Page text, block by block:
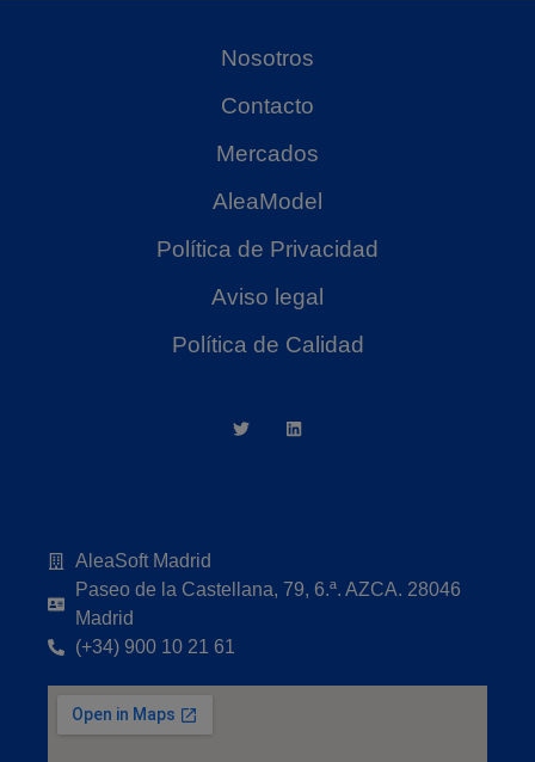
Nosotros
Contacto
Mercados
AleaModel
Política de Privacidad
Aviso legal
Política de Calidad
AleaSoft Madrid
Paseo de la Castellana, 79, 6.ª. AZCA. 28046
Madrid
(+34) 900 10 21 61